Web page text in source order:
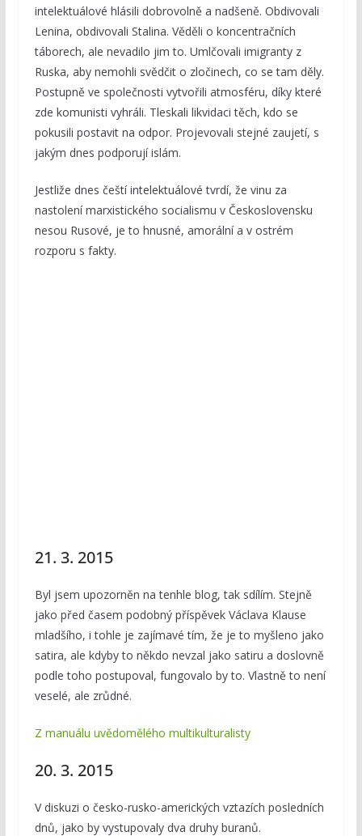
intelektuálové hlásili dobrovolně a nadšeně. Obdivovali
Lenina, obdivovali Stalina. Věděli o koncentračních
táborech, ale nevadilo jim to. Umlčovali imigranty z
Ruska, aby nemohli svědčit o zločinech, co se tam děly.
Postupně ve společnosti vytvořili atmosféru, díky které
zde komunisti vyhráli. Tleskali likvidaci těch, kdo se
pokusili postavit na odpor. Projevovali stejné zaujetí, s
jakým dnes podporují islám.
Jestliže dnes čeští intelektuálové tvrdí, že vinu za
nastolení marxistického socialismu v Československu
nesou Rusové, je to hnusné, amorální a v ostrém
rozporu s fakty.
21. 3. 2015
Byl jsem upozorněn na tenhle blog, tak sdílím. Stejně
jako před časem podobný příspěvek Václava Klause
mladšího, i tohle je zajímavé tím, že je to myšleno jako
satira, ale kdyby to někdo nevzal jako satiru a doslovně
podle toho postupoval, fungovalo by to. Vlastně to není
veselé, ale zrůdné.
Z manuálu uvědomělého multikulturalisty
20. 3. 2015
V diskuzi o česko-rusko-amerických vztazích posledních
dnů, jako by vystupovaly dva druhy buranů.